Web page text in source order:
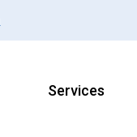
Services